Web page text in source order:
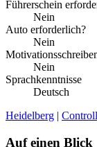
Führerschein
Nein
Auto erforderlich?
Nein
Nein
Sprachkenntnisse
Deutsch
Heidelberg |
Auf einen Blick